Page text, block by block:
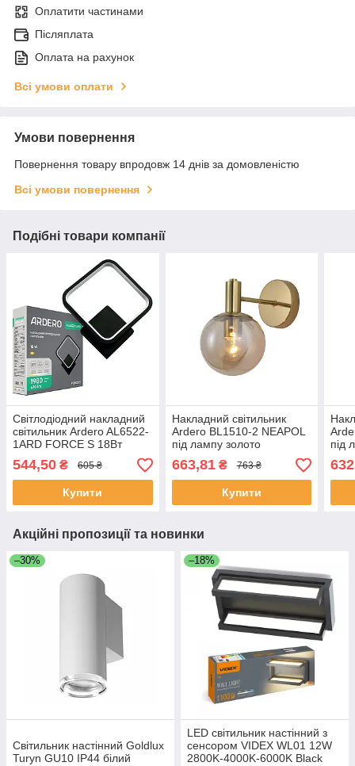
Оплатити частинами
Післяплата
Оплата на рахунок
Всі умови оплати
Умови повернення
Повернення товару впродовж 14 днів за домовленістю
Всі умови повернення
Подібні товари компанії
Світлодіодний накладний
світильник Ardero AL6522-
1ARD FORCE S 18Вт
чорний
544,50 ₴ 605 ₴
Купити
Накладний світильник
Ardero BL1510-2 NEAPOL
під лампу золото
663,81₴ 763 ₴
Купити
під
Акційні пропозиції та новинки
–30%
Світильник настінний Goldlux
Turyn GU10 IP44 білий
–18%
LED світильник настінний з
сенсором VIDEX WL01 12W
2800K-4000K-6000K Black